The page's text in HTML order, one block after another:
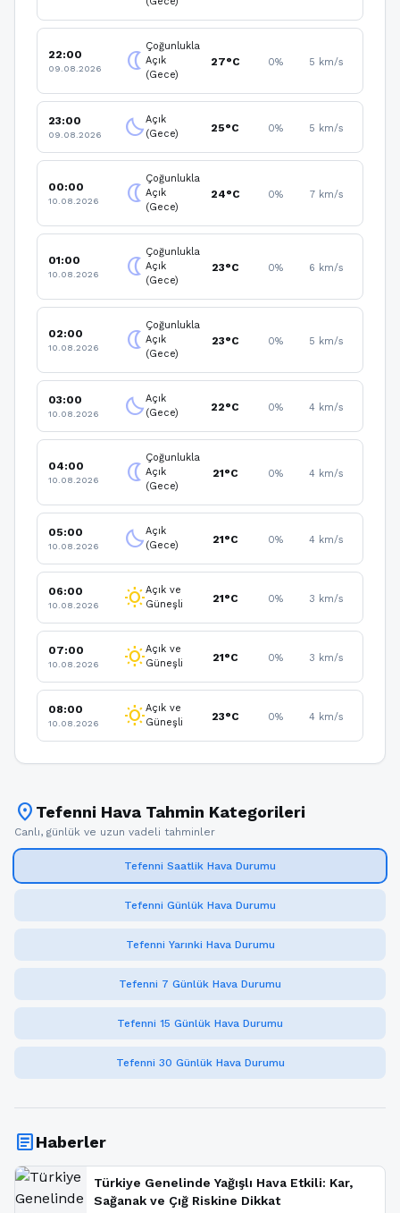
22:00
09.08.2026 nightlight
Çoğunlukla
Açık
(Gece)
27°C 0% 5 km/s
23:00
09.08.2026 clear_nightAçık
(Gece)
25°C 0% 5 km/s
00:00
10.08.2026 nightlight
Çoğunlukla
Açık
(Gece)
24°C 0% 7 km/s
01:00
10.08.2026 nightlight
Çoğunlukla
Açık
(Gece)
23°C 0% 6 km/s
02:00
10.08.2026 nightlight
Çoğunlukla
Açık
(Gece)
23°C 0% 5 km/s
03:00
10.08.2026 clear_nightAçık
(Gece)
22°C 0% 4 km/s
04:00
10.08.2026 nightlight
Çoğunlukla
Açık
(Gece)
21°C 0% 4 km/s
05:00
10.08.2026 clear_nightAçık
(Gece)
21°C 0% 4 km/s
06:00
10.08.2026 wb_sunnyAçık ve
Güneşli
21°C 0% 3 km/s
07:00
10.08.2026 wb_sunnyAçık ve
Güneşli
21°C 0% 3 km/s
08:00
10.08.2026 wb_sunnyAçık ve
Güneşli
23°C 0% 4 km/s
location_on Tefenni Hava Tahmin Kategorileri
Canlı, günlük ve uzun vadeli tahminler
Tefenni Saatlik Hava Durumu
Tefenni Günlük Hava Durumu
Tefenni Yarınki Hava Durumu
Tefenni 7 Günlük Hava Durumu
Tefenni 15 Günlük Hava Durumu
Tefenni 30 Günlük Hava Durumu
articleHaberler
Türkiye Genelinde Yağışlı Hava Etkili: Kar,
Sağanak ve Çığ Riskine Dikkat